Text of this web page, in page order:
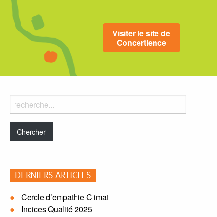
Visiter le site de
Concertience
Rechercher
dans
le
blog:
DERNIERS ARTICLES
Cercle d’empathie Climat
Indices Qualité 2025